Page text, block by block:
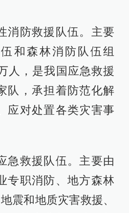
消防救援队伍。主要
和森林消防队伍组
人，是我国应急救援
队，承担着防范化解
应对处置各类灾害事
急救援队伍。主要由
专职消防、地方森林
震和地质灾害救援、